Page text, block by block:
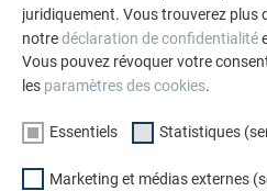
FORMATION ET
DES COMPAGNONS DU
FORMATION EST-ELLE
CENTRAL DE VOTRE
Eric SCHACH (Directeur
juridiquement. Vous trouverez plus
notredéclaration de confidentialité
Vous pouvez révoquer votre
les paramètres des cookies.
Essentiels Statistiques
Marketing et médias externes